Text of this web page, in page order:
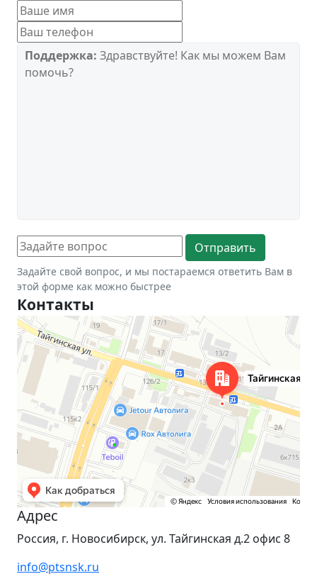
Поддержка: Здравствуйте! Как мы можем Вам
помочь?
Задайте свой вопрос, и мы постараемся ответить Вам в
этой форме как можно быстрее
Контакты
Новосибирск
Тайгинская улица, 2 на карте Новосибирска — Яндекс Карты
Адрес
Россия, г. Новосибирск, ул. Тайгинская д.2 офис 8
info@ptsnsk.ru